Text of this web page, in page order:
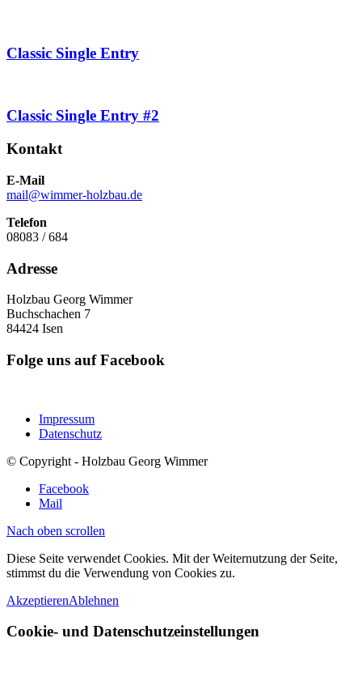
Classic Single Entry
Classic Single Entry #2
Kontakt
E-Mail
mail@wimmer-holzbau.de
Telefon
08083 / 684
Adresse
Holzbau Georg Wimmer
Buchschachen 7
84424 Isen
Folge uns auf Facebook
Impressum
Datenschutz
© Copyright - Holzbau Georg Wimmer
Facebook
Mail
Nach oben scrollen
Diese Seite verwendet Cookies. Mit der Weiternutzung der Seite,
stimmst du die Verwendung von Cookies zu.
AkzeptierenAblehnen
Cookie- und Datenschutzeinstellungen